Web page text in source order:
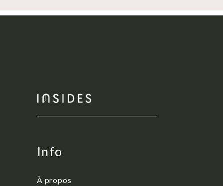
Info
À propos